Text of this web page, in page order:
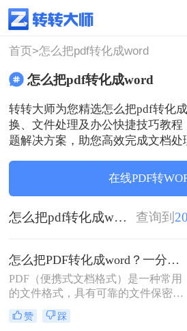
使用技巧
首页>怎么把pdf转化成word
怎么把pdf转化成word
转转大师为您精选怎么把pdf转化
换、文件处理及办公快捷技巧教
题解决方案，助您高效完成文档处
在线PDF转
怎么把pdf转化成word 查询到 20
怎么把PDF转化成word？一分钟让你学会这个好用方法！
PDF（便携式文档格式）是一种常用
的文件格式，具有可靠的文件保密性
和跨平台的可读性。然而，在某些情
况下，我们可能需要将PDF文件转换
赞 踩